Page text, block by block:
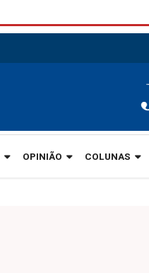
OPINIÃO COLUNAS